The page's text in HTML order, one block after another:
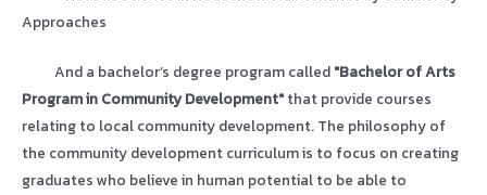
Approaches
And a bachelor’s degree program called "Bachelor of Arts
Program in Community Development" that provide courses
relating to local community development. The philosophy of
the community development curriculum is to focus on creating
graduates who believe in human potential to be able to